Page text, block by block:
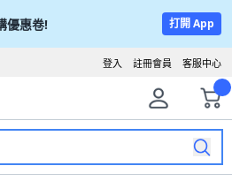
優惠卷! 打開 App
客服中心
註冊會員
登入